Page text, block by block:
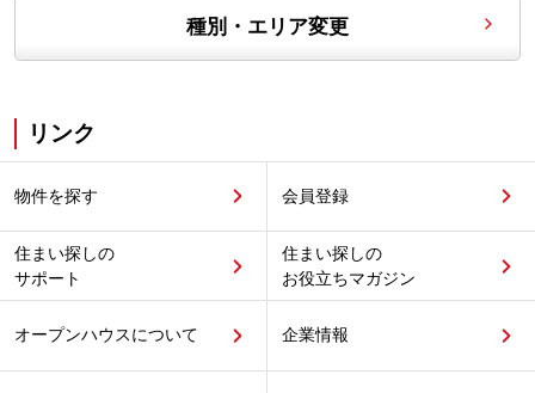
種別・エリア変更
リンク
物件を探す 会員登録
住まい探しの
サポート
住まい探しの
お役立ちマガジン
オープンハウスについて 企業情報